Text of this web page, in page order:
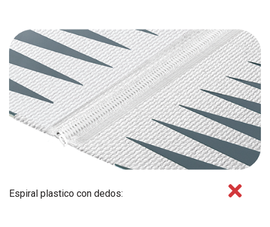
Espiral plastico con dedos: